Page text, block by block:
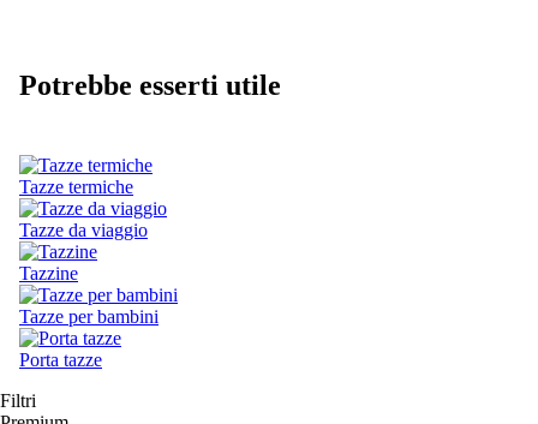
Potrebbe esserti utile
Tazze termiche
Tazze da viaggio
Tazzine
Tazze per bambini
Porta tazze
Filtri